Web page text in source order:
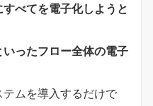
すべてを電子化しようと
ったフロー全体の電子
ムを導入するだけで